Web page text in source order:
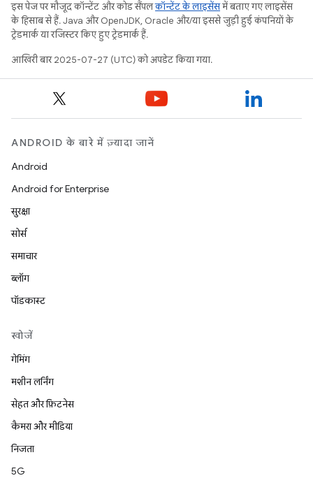
इस पेज पर मौजूद कॉन्टेंट और कोड सैंपलकॉन्टेंट के लाइसेंसमें बताए गए लाइसेंस
के हिसाब से हैं. Java और OpenJDK, Oracle और/या इससे जुड़ी हुई कंपनियों के
ट्रेडमार्क या रजिस्टर किए हुए ट्रेडमार्क हैं.
आखिरी बार 2025-07-27 (UTC) को अपडेट किया गया.
ANDROID के बारे में ज़्यादा जानें
Android
Android for Enterprise
सुरक्षा
सोर्स
समाचार
ब्लॉग
पॉडकास्ट
खोजें
गेमिंग
मशीन लर्निंग
सेहत और फ़िटनेस
कैमरा और मीडिया
निजता
5G